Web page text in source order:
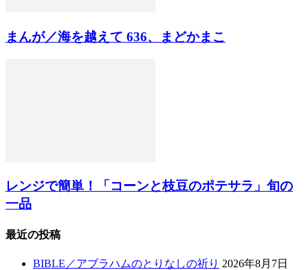
まんが／海を越えて 636、まどかまこ
レンジで簡単！「コーンと枝豆のポテサラ」旬の
一品
最近の投稿
BIBLE／アブラハムのとりなしの祈り 2026年8月7日